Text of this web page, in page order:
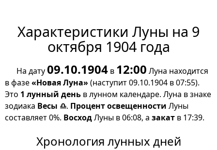
Характеристики Луны на 9
октября 1904 года
На дату09.10.1904 в 12:00 Луна находится
в фазе«Новая Луна»(наступит 09.10.1904 в 07:55).
Это 1 лунный день в лунном календаре. Луна в знаке
зодиака Весы ♎. Процент освещенности Луны
составляет 0%. ВосходЛуны в 06:08, а закат в 17:39.
Хронология лунных дней